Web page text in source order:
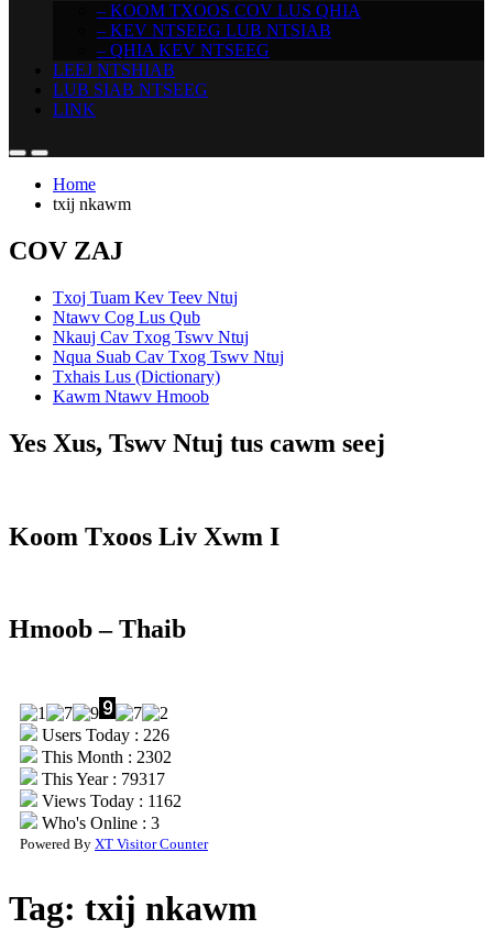
– KOOM TXOOS COV LUS QHIA
– KEV NTSEEG LUB NTSIAB
– QHIA KEV NTSEEG
LEEJ NTSHIAB
LUB SIAB NTSEEG
LINK
Home
txij nkawm
COV ZAJ
Txoj Tuam Kev Teev Ntuj
Ntawv Cog Lus Qub
Nkauj Cav Txog Tswv Ntuj
Nqua Suab Cav Txog Tswv Ntuj
Txhais Lus (Dictionary)
Kawm Ntawv Hmoob
Yes Xus, Tswv Ntuj tus cawm seej
Koom Txoos Liv Xwm I
Hmoob – Thaib
Users Today : 226
This Month : 2302
This Year : 79317
Views Today : 1162
Who's Online : 3
Powered By XT Visitor Counter
Tag: txij nkawm